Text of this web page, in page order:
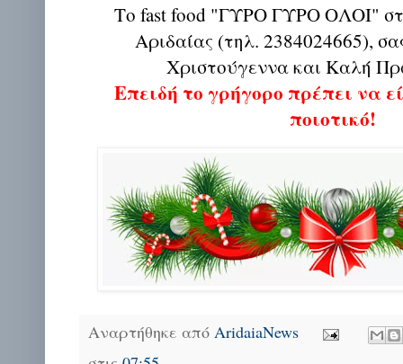
Το fast food "ΓΥΡΟ ΓΥΡΟ ΟΛΟΙ"
Αριδαίας (τηλ. 2384024665),
Χριστούγεννα και Καλή
Επειδή το γρήγορο πρέπει να
ποιοτικό!
Αναρτήθηκε από AridaiaNews